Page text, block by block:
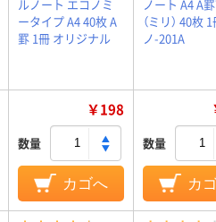
ルノート エコノミ
ータイプ A4 40枚 A
罫 1冊 オリジナル
ノート A4 A
（ミリ） 40枚
ノ-201A
￥198
数量
カゴへ
数量
カ